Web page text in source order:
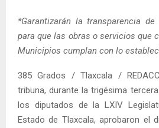
*Garantizarán la transparencia
para que las obras o servicios que
Municipios cumplan con lo
385 Grados / Tlaxcala /
tribuna, durante la trigésima
los diputados de la LXIV
Estado de Tlaxcala, aprobaron el